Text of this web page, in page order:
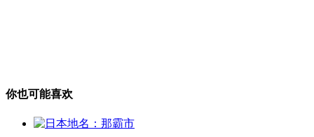
你也可能喜欢